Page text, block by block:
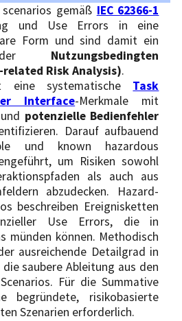
gemäß IEC 62366-1
und Use Errors in eine
Form und sind damit ein
der Nutzungsbedingten
related Risk Analysis).
eine systematische Task
Interface-Merkmale mit
potenzielle Bedienfehler
Darauf aufbauend
und known hazardous
um Risiken sowohl
als auch aus
abzudecken. Hazard-
beschreiben Ereignisketten
Use Errors, die in
münden können. Methodisch
ausreichende Detailgrad in
saubere Ableitung aus den
Für die Summative
begründete, risikobasierte
Szenarien erforderlich.